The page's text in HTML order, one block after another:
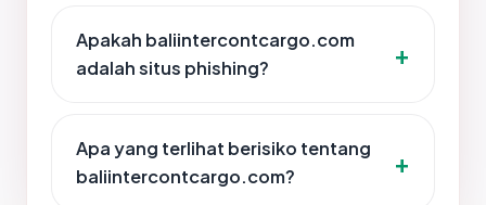
Apakah baliintercontcargo.com
adalah situs phishing?
Apa yang terlihat berisiko tentang
baliintercontcargo.com?